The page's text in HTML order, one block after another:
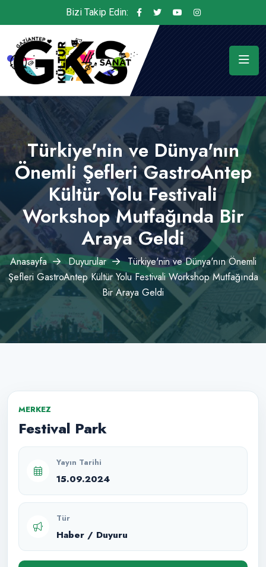
Bizi Takip Edin:
Türkiye'nin ve Dünya'nın
Önemli Şefleri GastroAntep
Kültür Yolu Festivali
Workshop Mutfağında Bir
Araya Geldi
Anasayfa Duyurular
Türkiye'nin ve Dünya'nın Önemli
Şefleri GastroAntep Kültür Yolu Festivali Workshop Mutfağında
Bir Araya Geldi
MERKEZ
Festival Park
Yayın Tarihi
15.09.2024
Tür
Haber / Duyuru